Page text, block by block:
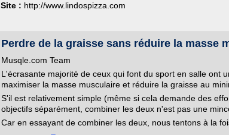
Site : http://www.lindospizza.com
Perdre de la graisse sans réduire la masse
Musqle.com Team
L'écrasante majorité de ceux qui font du sport en salle ont
maximiser la masse musculaire et réduire la graisse au
S'il est relativement simple (même si cela demande des
objectifs séparément, combiner les deux n'est pas une
Car en essayant de combiner les deux, nous tentons à la